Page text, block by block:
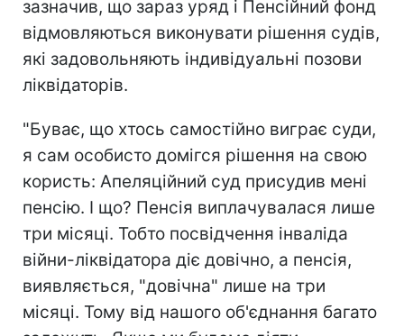
зазначив, що зараз уряд і Пенсійний фонд
відмовляються виконувати рішення судів,
які задовольняють індивідуальні позови
ліквідаторів.
"Буває, що хтось самостійно виграє суди,
я сам особисто домігся рішення на свою
користь: Апеляційний суд присудив мені
пенсію. І що? Пенсія виплачувалася лише
три місяці. Тобто посвідчення інваліда
війни-ліквідатора діє довічно, а пенсія,
виявляється, "довічна" лише на три
місяці. Тому від нашого об'єднання багато